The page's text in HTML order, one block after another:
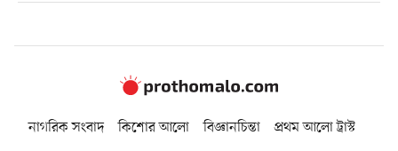
নাগরিক সংবাদ কিশোর আলো বিজ্ঞানচিন্তা
প্রথম আলো ট্রাস্ট